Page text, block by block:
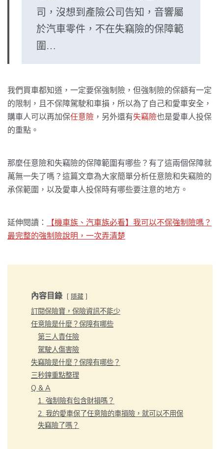
司，沒想到產險公司告知，音響屬
於汽車零件，不在失竊險的保障範
圍…
我們買車都知道，一定要保強制險，但強制險的保額有一定
的限制，且不保障駕駛和車損，所以為了自己和愛車安全，
購車人可以再加保任意險 ，另外還有失竊險也是愛車人投保
的重點。
那麼任意險和失竊險的保障範圍有哪些？有了這兩個保障就
萬無一失了嗎？這篇文章為大家簡單分析任意險和失竊險的
承保範圍，以及愛車人投保時有哪些要注意的地方。
延伸閱讀：
【機車族、汽車族必看】我可以不保強制險嗎？
最完整的強制險說明，一次弄清楚
內容目錄 隱藏
訂閱保險寶，保險資訊不能少
任意險是什麼？保障有哪些
第三人責任險
駕駛人傷害險
失竊險是什麼？保障有哪些？
三秒鐘重點整理
Q & A
1. 強制險有包含財損嗎？
2. 我的愛車保了任意險的車損險，就可以不用保
失竊險了嗎？